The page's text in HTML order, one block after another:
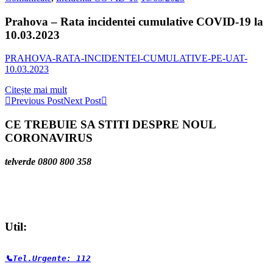
Prahova – Rata incidentei cumulative COVID-19 la
10.03.2023
PRAHOVA-RATA-INCIDENTEI-CUMULATIVE-PE-UAT-
10.03.2023
Citește mai mult
Previous PostNext Post
CE TREBUIE SA STITI DESPRE NOUL
CORONAVIRUS
telverde 0800 800 358
Util:
📞Tel.Urgente: 112